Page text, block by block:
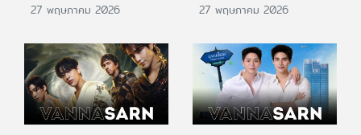
27 พฤษภาคม 2026 27 พฤษภาคม 2026